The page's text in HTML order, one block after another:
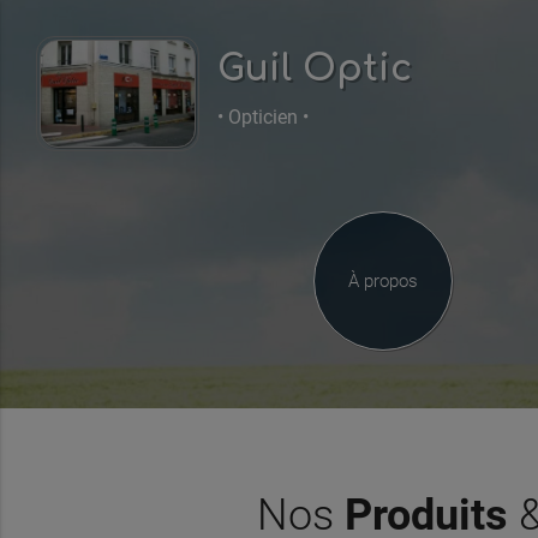
Guil Optic
• Opticien •
À propos
Nos Produits